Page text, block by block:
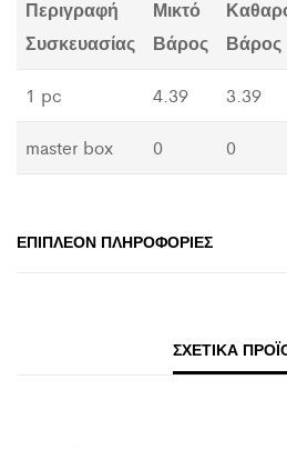
Περιγραφή
Συσκευασίας
Μικτό
Βάρος
Βάρος
1 pc 4.39 3.39
master box 0 0
ΕΠΙΠΛΈΟΝ ΠΛΗΡΟΦΟΡΊΕΣ
ΣΧΕΤΙΚΆ